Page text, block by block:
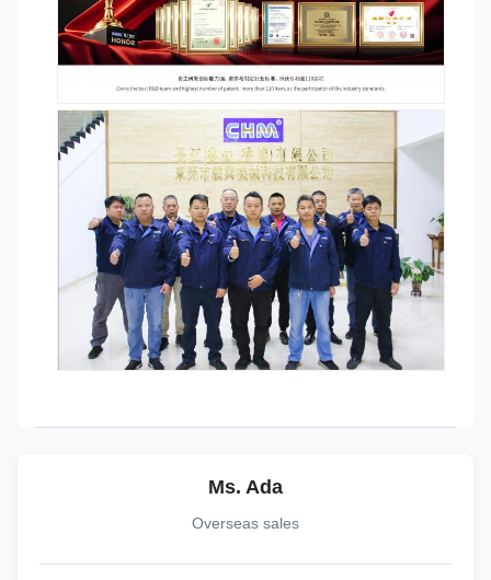
Ms. Ada
Overseas sales